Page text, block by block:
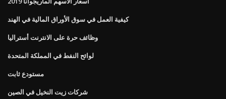
كيفية العمل في سوق الأوراق المالية في الهند
وظائف حرة على الانترنت أستراليا
لوائح النفط في المملكة المتحدة
مستودع ثابت
شركات زيت النخيل في الصين